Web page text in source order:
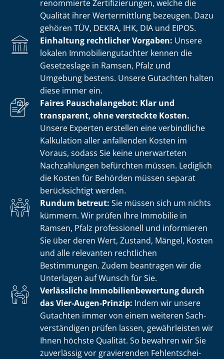
renommierte Zer­ti­fi­zie­run­gen, welche die
Qualität ihrer Wertermittlung bezeugen. Dazu
gehören TÜV, DEKRA, IHK, DIA und EIPOS.
Einhaltung rechtlicher Vorgaben: Unsere
lokalen Im­mo­bi­li­en­gut­ach­ter kennen die
Gesetzeslage in Ramsen, Pfalz und
Umgebung bestens. Unsere Gutachten halten
diese immer ein.
Faires Pauschalangebot: Klar und
transparent, ohne versteckte Kosten.
Unsere Experten erstellen eine verbindliche
Kalkulation aller anfallenden Kosten im
Voraus, sodass Sie keine unerwarteten
Nachzahlungen befürchten müssen. Lediglich
die Kosten für Behörden müssen separat
berücksichtigt werden.
Rundum betreut: Sie müssen sich um nichts
kümmern. Wir prüfen Ihre Immobilie in
Ramsen, Pfalz professionell und informieren
Sie über deren Wert, Zustand, Mängel, Kosten
und alle relevanten rechtlichen
Bestimmungen. Zudem beantragen wir die
Unterlagen auf Wunsch für Sie.
Verlässliche Im­mo­bi­li­en­be­wer­tung durch
das Vier-Augen-Prinzip: Indem wir unsere
Gutachten immer von einem weiteren Sach­
ver­stän­di­gen prüfen lassen, gewährleisten wir
Ihnen höchste Qualität. So bewahren wir Sie
zuverlässig vor gravierenden Fehl­ent­schei­